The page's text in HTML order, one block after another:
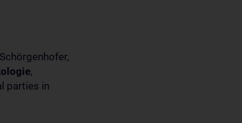
,
parties in